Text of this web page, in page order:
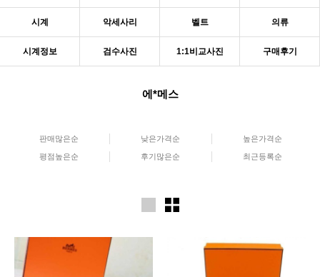
시계 악세사리 벨트 의류
시계정보 검수사진 1:1비교사진 구매후기
에*메스
판매많은순 낮은가격순 높은가격순
평점높은순 후기많은순 최근등록순